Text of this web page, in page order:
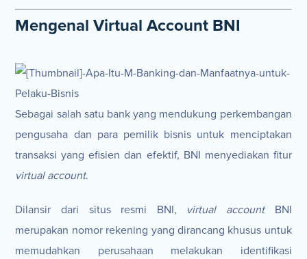
Mengenal Virtual Account BNI
Sebagai salah satu bank yang mendukung perkembangan
pengusaha dan para pemilik bisnis untuk menciptakan
transaksi yang efisien dan efektif, BNI menyediakan fitur
virtual account.
Dilansir dari situs resmi BNI, virtual accountBNI
merupakan nomor rekening yang dirancang khusus untuk
memudahkan perusahaan melakukan identifikasi